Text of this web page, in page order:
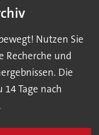
Nutzen Sie
Recherche und
Die
14 Tage nach